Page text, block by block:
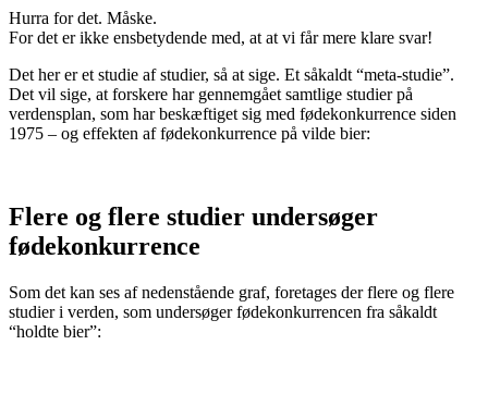
Hurra for det. Måske.
For det er ikke ensbetydende med, at at vi får mere klare svar!
Det her er et studie af studier, så at sige. Et såkaldt “meta-studie”.
Det vil sige, at forskere har gennemgået samtlige studier på
verdensplan, som har beskæftiget sig med fødekonkurrence siden
1975 – og effekten af fødekonkurrence på vilde bier:
Flere og flere studier undersøger
fødekonkurrence
Som det kan ses af nedenstående graf, foretages der flere og flere
studier i verden, som undersøger fødekonkurrencen fra såkaldt
“holdte bier”: